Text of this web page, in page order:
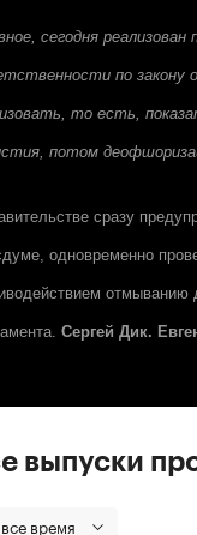
сегодня
по
то есть,
потом
сразу
одновременно
отмыванию
Сергей Дик.
выпуски
время